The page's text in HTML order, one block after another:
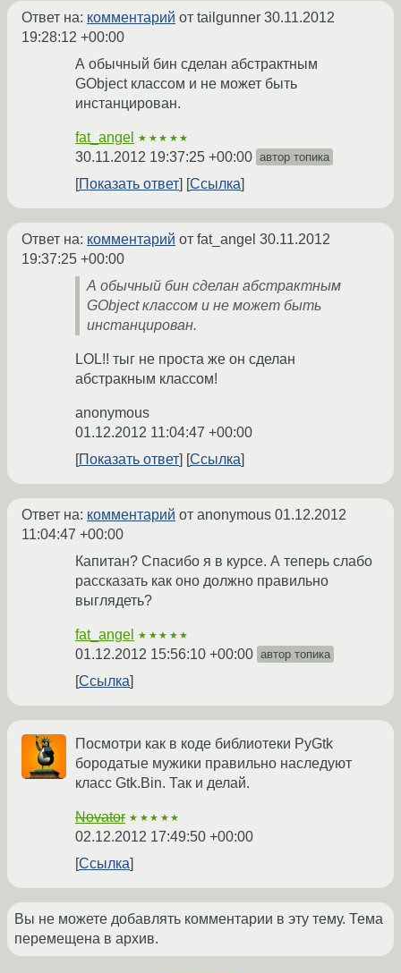
Ответ на: комментарий от tailgunner 30.11.2012
19:28:12 +00:00
А обычный бин сделан абстрактным
GObject классом и не может быть
инстанцирован.
fat_angel ★★★★★
30.11.2012 19:37:25 +00:00 автор топика
Показать ответ Ссылка
Ответ на: комментарий от fat_angel 30.11.2012
19:37:25 +00:00
А обычный бин сделан абстрактным
GObject классом и не может быть
инстанцирован.
LOL!! тыг не проста же он сделан
абстракным классом!
anonymous
01.12.2012 11:04:47 +00:00
Показать ответ
Ссылка
Ответ на: комментарий от anonymous 01.12.2012
11:04:47 +00:00
Капитан? Спасибо я в курсе. А теперь слабо
рассказать как оно должно правильно
выглядеть?
fat_angel ★★★★★
01.12.2012 15:56:10 +00:00 автор топика
Ссылка
Посмотри как в коде библиотеки PyGtk
бородатые мужики правильно наследуют
класс Gtk.Bin. Так и делай.
Novator ★★★★★
02.12.2012 17:49:50 +00:00
Ссылка
Вы не можете добавлять комментарии в эту тему. Тема
перемещена в архив.